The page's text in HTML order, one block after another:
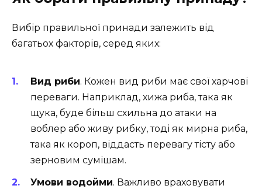
Вибір правильної принади залежить від
багатьох факторів, серед яких:
Вид риби. Кожен вид риби має свої харчові
переваги. Наприклад, хижа риба, така як
щука, буде більш схильна до атаки на
воблер або живу рибку, тоді як мирна риба,
така як короп, віддасть перевагу тісту або
зерновим сумішам.
Умови водойми. Важливо враховувати